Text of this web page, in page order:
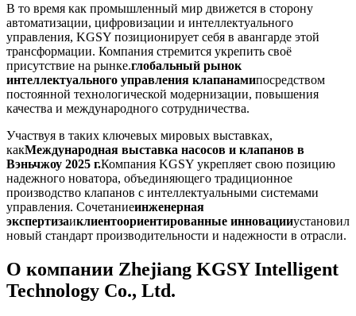
В то время как промышленный мир движется в сторону
автоматизации, цифровизации и интеллектуального
управления, KGSY позиционирует себя в авангарде этой
трансформации. Компания стремится укрепить своё
присутствие на рынке.глобальный рынок
интеллектуального управления клапанамипосредством
постоянной технологической модернизации, повышения
качества и международного сотрудничества.
Участвуя в таких ключевых мировых выставках,
какМеждународная выставка насосов и клапанов в
Вэньчжоу 2025 г.Компания KGSY укрепляет свою позицию
надежного новатора, объединяющего традиционное
производство клапанов с интеллектуальными системами
управления. Сочетаниеинженерная
экспертизаиклиентоориентированные инновацииустановил
новый стандарт производительности и надежности в отрасли.
О компании Zhejiang KGSY Intelligent
Technology Co., Ltd.